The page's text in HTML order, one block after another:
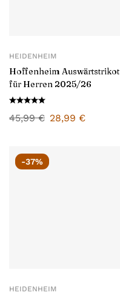
HEIDENHEIM
Hoffenheim Auswärtstrikot
für Herren 2025/26
45,99€ 28,99 €
-37%
HEIDENHEIM